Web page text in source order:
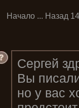
Начало ... Назад
Сергей
Вы
но у вас